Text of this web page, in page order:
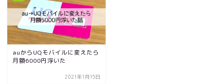
auからUQモバイルに変えたら
月額6000円浮いた
2021年1月15日